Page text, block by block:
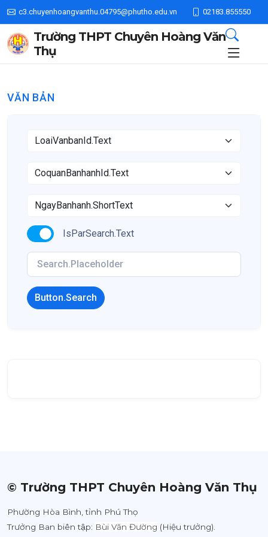
c3.chuyenhoangvanthu.04795@phutho.edu.vn 02183.855550
Trường THPT Chuyên Hoàng Văn
Thụ
VĂN BẢN
IsParSearch.Text
Button.Search
© Trường THPT Chuyên Hoàng Văn Thụ
Phường Hòa Bình, tỉnh Phú Thọ
Trưởng Ban biên tập: Bùi Văn Đường (Hiệu trưởng).